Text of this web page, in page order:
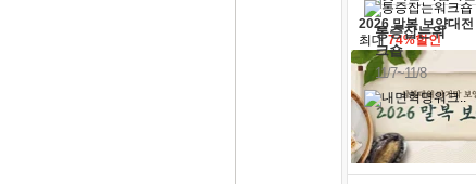
통증잡는워
크숍
11/7~11/8
2026 말복 보양대전
최대74%할인